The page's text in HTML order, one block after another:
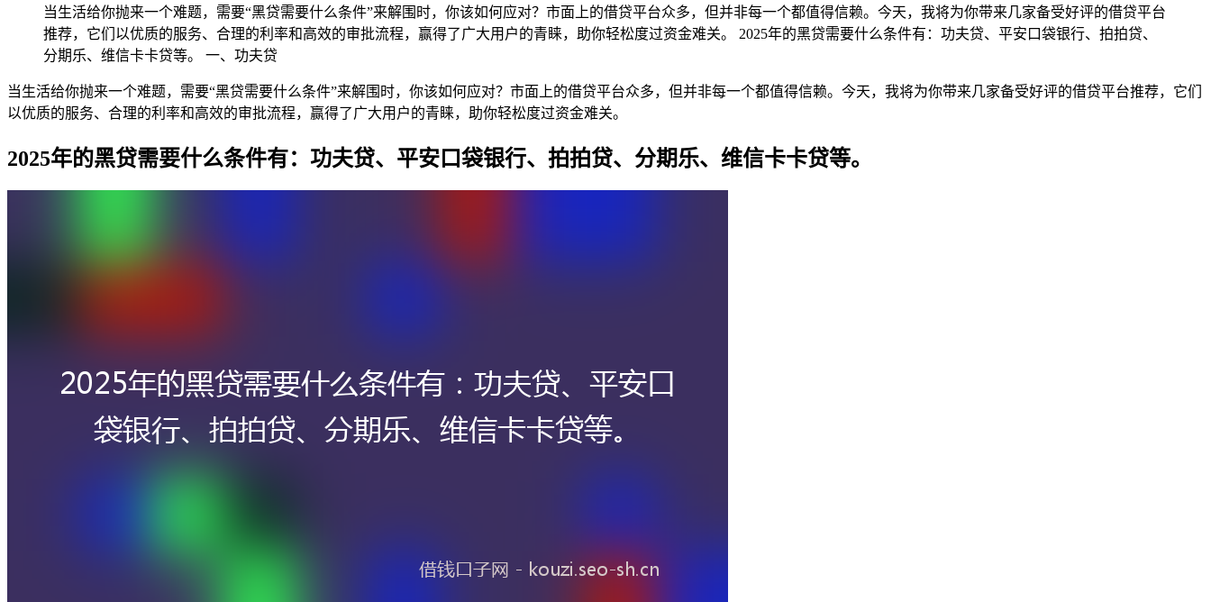
当生活给你抛来一个难题，需要“黑贷需要什么条件”来解围时，你该如何应对？市面上的借贷平台众多，但并非每一个都值得信赖。今天，我将为你带来几家备受好评的借贷平台
推荐，它们以优质的服务、合理的利率和高效的审批流程，赢得了广大用户的青睐，助你轻松度过资金难关。 2025年的黑贷需要什么条件有：功夫贷、平安口袋银行、拍拍贷、
分期乐、维信卡卡贷等。 一、功夫贷
当生活给你抛来一个难题，需要“黑贷需要什么条件”来解围时，你该如何应对？市面上的借贷平台众多，但并非每一个都值得信赖。今天，我将为你带来几家备受好评的借贷平台推荐，它们
以优质的服务、合理的利率和高效的审批流程，赢得了广大用户的青睐，助你轻松度过资金难关。
2025年的黑贷需要什么条件有：功夫贷、平安口袋银行、拍拍贷、分期乐、维信卡卡贷等。